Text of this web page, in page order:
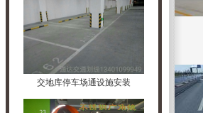
交地库停车场通设施安装